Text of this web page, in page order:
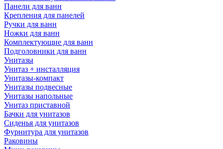
Панели для ванн
Крепления для панелей
Ручки для ванн
Ножки для ванн
Комплектующие для ванн
Подголовники для ванн
Унитазы
Унитаз + инсталляция
Унитазы-компакт
Унитазы подвесные
Унитазы напольные
Унитаз приставной
Бачки для унитазов
Сиденья для унитазов
Фурнитура для унитазов
Раковины